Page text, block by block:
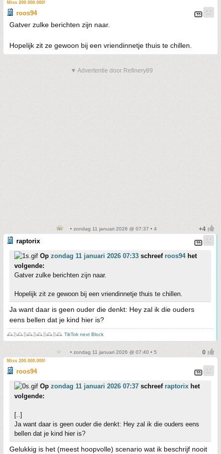
Miss 200.000.000!
roos94
Gatver zulke berichten zijn naar.
Hopelijk zit ze gewoon bij een vriendinnetje thuis te chillen.
▼ Advertentie door Refinery89
• zondag 11 januari 2026 @ 07:37 • 4
raptorix
Op zondag 11 januari 2026 07:33 schreef roos94het
volgende:
Gatver zulke berichten zijn naar.
Hopelijk zit ze gewoon bij een vriendinnetje thuis te chillen.
Ja want daar is geen ouder die denkt: Hey zal ik die ouders
eens bellen dat je kind hier is?
🕰️₿🕰️₿🕰️₿🕰️₿🕰️₿🕰️ TikTok next Block
• zondag 11 januari 2026 @ 07:40 • 5
Miss 200.000.000!
roos94
Op zondag 11 januari 2026 07:37 schreef raptorix het
volgende:
[..]
Ja want daar is geen ouder die denkt: Hey zal ik die ouders eens
bellen dat je kind hier is?
Gelukkig is het (meest hoopvolle) scenario wat ik beschrijf nooit